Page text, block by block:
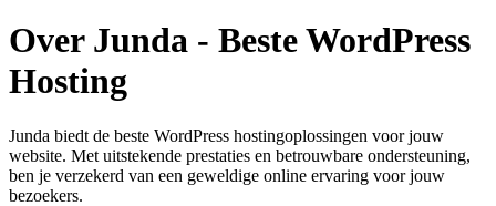
Over Junda - Beste WordPress
Hosting
Junda biedt de beste WordPress hostingoplossingen voor jouw
website. Met uitstekende prestaties en betrouwbare ondersteuning,
ben je verzekerd van een geweldige online ervaring voor jouw
bezoekers.